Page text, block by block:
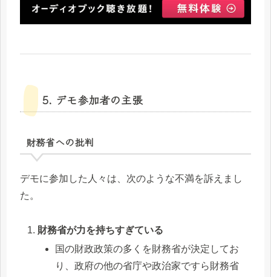
5. デモ参加者の主張
財務省への批判
デモに参加した人々は、次のような不満を訴えまし
た。
財務省が力を持ちすぎている
国の財政政策の多くを財務省が決定してお
り、政府の他の省庁や政治家ですら財務省